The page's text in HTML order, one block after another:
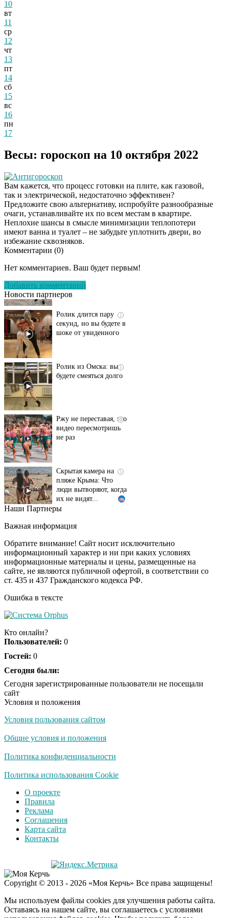
10
вт
11
ср
12
чт
13
пт
14
сб
15
вс
16
пн
17
Весы: гороскоп на 10 октября 2022
Антигороскоп
Вам кажется, что процесс готовки на плите, как газовой,
так и электрической, недостаточно эффективен?
Предложите свою альтернативу, испробуйте разнообразные
очаги, устанавливайте их по всем местам в квартире.
Неплохие шансы в смысле минимизации теплопотери
имеют ванна и туалет – не забудьте уплотнить двери, во
избежание сквозняков.
Комментарии (0)
Нет комментариев. Ваш будет первым!
Добавить комментарий
Новости партнеров
Этот танец невесты
Пересмотрела 10 раз
секунд, но вы будете в
шоке от увиденного
будете смеяться долго
видео пересмотришь
не раз
пляже Крыма: Что
люди вытворяют, когда
их не видят...
Ролик длится
смеяться вы будете
i
Королева вагона
отожгла! Видео не
оставит равнодушным
Деньги придут
выплаты досрочно
Экс-бойфренд дочери
из-за макарон
Наши Партнеры
Важная информация
Обратите внимание! Сайт носит исключительно
информационный характер и ни при каких условиях
информационные материалы и цены, размещенные на
сайте, не являются публичной офертой, в соответствии со
ст. 435 и 437 Гражданского кодекса РФ.
Ошибка в тексте
Кто онлайн?
Пользователей: 0
Гостей: 0
Сегодня были:
Сегодня зарегистрированные пользователи не посещали
сайт
Условия и положения
Условия пользования сайтом
Общие условия и положения
Политика конфиденциальности
Политика использования Cookie
О проекте
Правила
Реклама
Соглашения
Карта сайта
Контакты
Copyright © 2013 - 2026 «Моя Керчь» Все права защищены!
Мы используем файлы cookies для улучшения работы сайта.
Оставаясь на нашем сайте, вы соглашаетесь с условиями